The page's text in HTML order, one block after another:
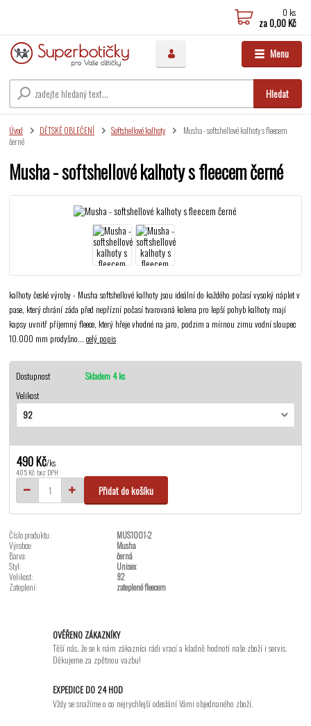
Menu
Hledat
0 ks
za0,00 Kč
Úvod DĚTSKÉ OBLEČENÍ Softshellové kalhoty
Musha - softshellové kalhoty s fleecem
černé
Musha - softshellové kalhoty s fleecem černé
kalhoty české výroby - Musha softshellové kalhoty jsou ideální do každého počasí vysoký náplet v
pase, který chrání záda před nepřízní počasí tvarovaná kolena pro lepší pohyb kalhoty mají
kapsy uvnitř příjemný fleece, který hřeje vhodné na jaro, podzim a mírnou zimu vodní sloupec
10.000 mm prodyšno...celý popis
Dostupnost
Skladem 4 ks
Velikost
490 Kč/ks
405 Kč bez DPH
Přidat do košíku
Číslo produktu:
MUS1001-2
Výrobce:
Musha
Barva:
černá
Styl:
Unisex
Velikost:
92
Zateplení:
zateplené fleecem
OVĚŘENO ZÁKAZNÍKY
Těší nás, že se k nám zákazníci rádi vrací a kladně hodnotí naše zboží i servis.
Děkujeme za zpětnou vazbu!
EXPEDICE DO 24 HOD
Vždy se snažíme o co nejrychlejší odeslání Vámi objednaného zboží.